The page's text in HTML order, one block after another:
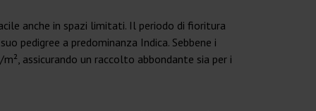
anche in spazi limitati. Il periodo di fioritura
pedigree a predominanza Indica. Sebbene i
assicurando un raccolto abbondante sia per i